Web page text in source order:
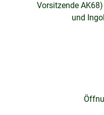
Vorsitzende AK68)
und